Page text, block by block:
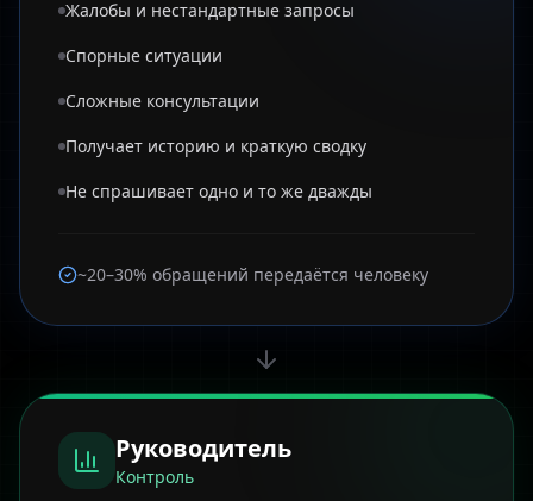
Жалобы и нестандартные запросы
Спорные ситуации
Сложные консультации
Получает историю и краткую сводку
Не спрашивает одно и то же дважды
~20–30% обращений передаётся человеку
Руководитель
Контроль